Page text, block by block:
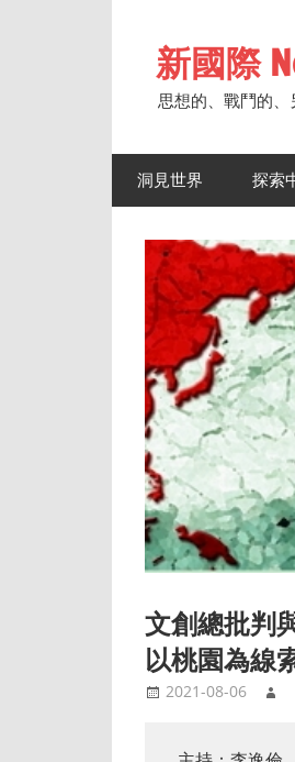
content新國際
思想的、戰鬥的、
洞見世界 探索
文創總批判
以桃園為線
2021-08-06